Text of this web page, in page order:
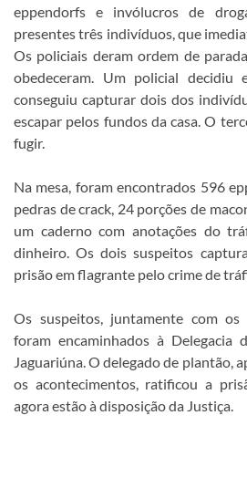
eppendorfs e invólucros de
presentes três indivíduos, que
Os policiais deram ordem de
obedeceram. Um policial
conseguiu capturar dois dos
escapar pelos fundos da casa. O
fugir.
Na mesa, foram encontrados 596
pedras de crack, 24 porções de
um caderno com anotações do
dinheiro. Os dois suspeitos
prisão em flagrante pelo crime de
Os suspeitos, juntamente com os
foram encaminhados à Delegacia
Jaguariúna. O delegado de plantão,
os acontecimentos, ratificou a
agora estão à disposição da Justiça.